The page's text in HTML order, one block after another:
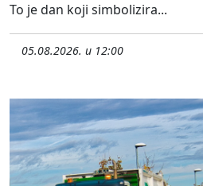
To je dan koji simbolizira...
05.08.2026. u 12:00